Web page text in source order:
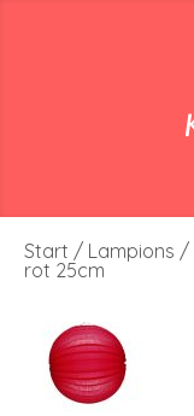
Start / Lampions /
rot 25cm